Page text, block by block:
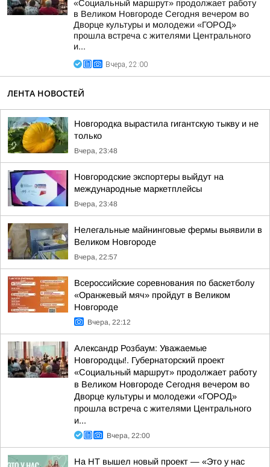
«Социальный маршрут» продолжает работу
в Великом Новгороде Сегодня вечером во
Дворце культуры и молодежи «ГОРОД»
прошла встреча с жителями Центрального
и...
Вчера, 22:00
ЛЕНТА НОВОСТЕЙ
Новгородка вырастила гигантскую тыкву и не
только
Вчера, 23:48
Новгородские экспортеры выйдут на
международные маркетплейсы
Вчера, 23:48
Нелегальные майнинговые фермы выявили в
Великом Новгороде
Вчера, 22:57
Всероссийские соревнования по баскетболу
«Оранжевый мяч» пройдут в Великом
Новгороде
Вчера, 22:12
Александр Розбаум: Уважаемые
Новгородцы!. Губернаторский проект
«Социальный маршрут» продолжает работу
в Великом Новгороде Сегодня вечером во
Дворце культуры и молодежи «ГОРОД»
прошла встреча с жителями Центрального
и...
Вчера, 22:00
На НТ вышел новый проект — «Это у нас